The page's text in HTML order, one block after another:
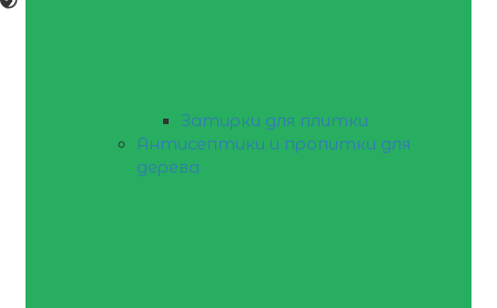
Затирки для плитки
Антисептики и пропитки для
дерева